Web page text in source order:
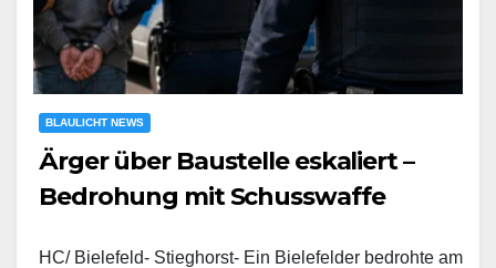
BLAULICHT NEWS
Ärger über Baustelle eskaliert –
Bedrohung mit Schusswaffe
HC/ Bielefeld- Stieghorst- Ein Bielefelder bedrohte am